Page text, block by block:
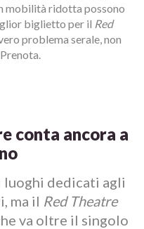
mobilità ridotta possono
biglietto per il Red
problema serale, non
conta ancora a
luoghi dedicati agli
ma il Red Theatre
va oltre il singolo